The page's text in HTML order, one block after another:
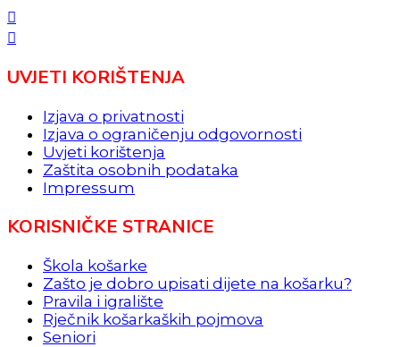
UVJETI KORIŠTENJA
Izjava o privatnosti
Izjava o ograničenju odgovornosti
Uvjeti korištenja
Zaštita osobnih podataka
Impressum
KORISNIČKE STRANICE
Škola košarke
Zašto je dobro upisati dijete na košarku?
Pravila i igralište
Rječnik košarkaških pojmova
Seniori